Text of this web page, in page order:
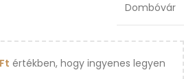
Dombóvár
Ft értékben, hogy ingyenes legyen